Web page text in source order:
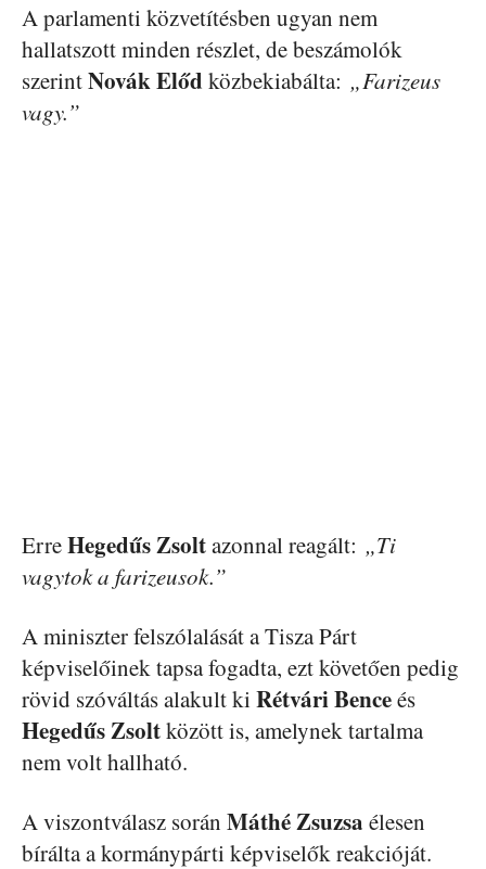
A parlamenti közvetítésben ugyan nem
hallatszott minden részlet, de beszámolók
szerintNovák Előd közbekiabálta: „Farizeus
vagy.”
ErreHegedűs Zsoltazonnal reagált: „Ti
vagytok a farizeusok.”
A miniszter felszólalását a Tisza Párt
képviselőinek tapsa fogadta, ezt követően pedig
rövid szóváltás alakult ki Rétvári Benceés
Hegedűs Zsoltközött is, amelynek tartalma
nem volt hallható.
A viszontválasz során Máthé Zsuzsa élesen
bírálta a kormánypárti képviselők reakcióját.